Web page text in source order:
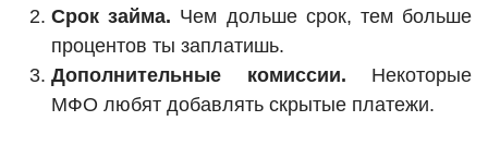
Срок займа. Чем дольше срок, тем больше
процентов ты заплатишь.
Дополнительные комиссии. Некоторые
МФО любят добавлять скрытые платежи.